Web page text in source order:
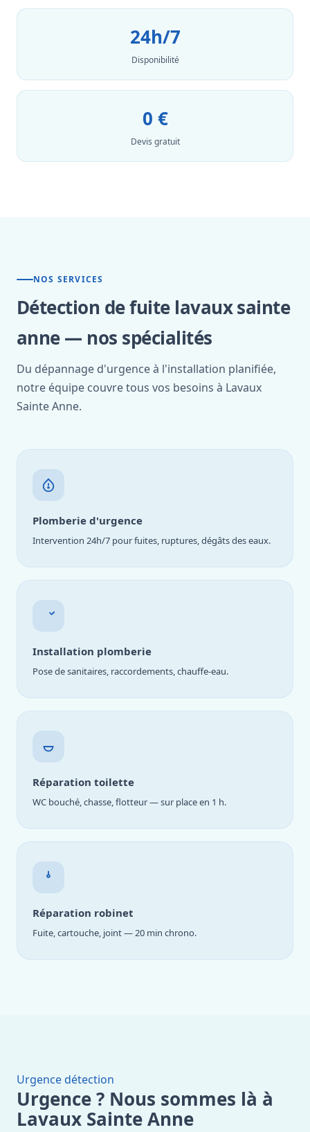
24h/7
Disponibilité
0 €
Devis gratuit
NOS SERVICES
Détection de fuite lavaux sainte
anne — nos spécialités
Du dépannage d'urgence à l'installation planifiée,
notre équipe couvre tous vos besoins à Lavaux
Sainte Anne.
Plomberie d'urgence
Intervention 24h/7 pour fuites, ruptures, dégâts des eaux.
Installation plomberie
Pose de sanitaires, raccordements, chauffe-eau.
Réparation toilette
WC bouché, chasse, flotteur — sur place en 1 h.
Réparation robinet
Fuite, cartouche, joint — 20 min chrono.
Urgence détection
Urgence ? Nous sommes là à
Lavaux Sainte Anne